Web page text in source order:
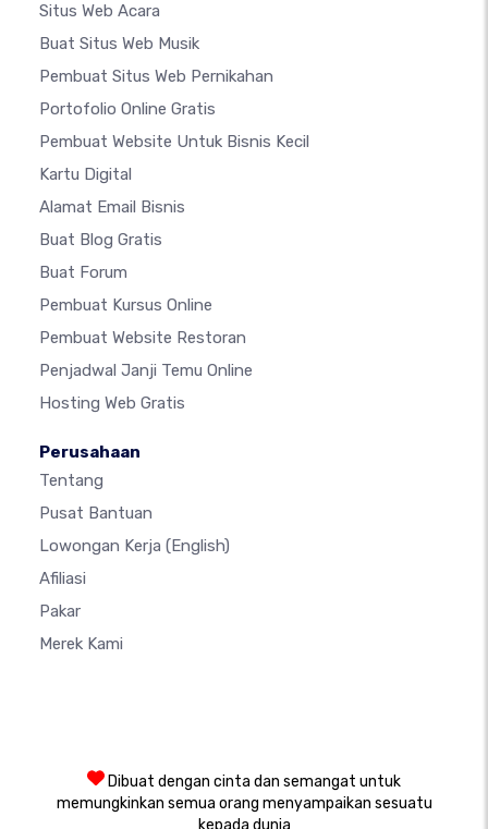
Situs Web Acara
Buat Situs Web Musik
Pembuat Situs Web Pernikahan
Portofolio Online Gratis
Pembuat Website Untuk Bisnis Kecil
Kartu Digital
Alamat Email Bisnis
Buat Blog Gratis
Buat Forum
Pembuat Kursus Online
Pembuat Website Restoran
Penjadwal Janji Temu Online
Hosting Web Gratis
Perusahaan
Tentang
Pusat Bantuan
Lowongan Kerja (English)
Afiliasi
Pakar
Merek Kami
Dibuat dengan cinta dan semangat untuk
memungkinkan semua orang menyampaikan sesuatu
kepada dunia